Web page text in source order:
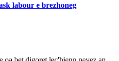
labour e brezhoneg